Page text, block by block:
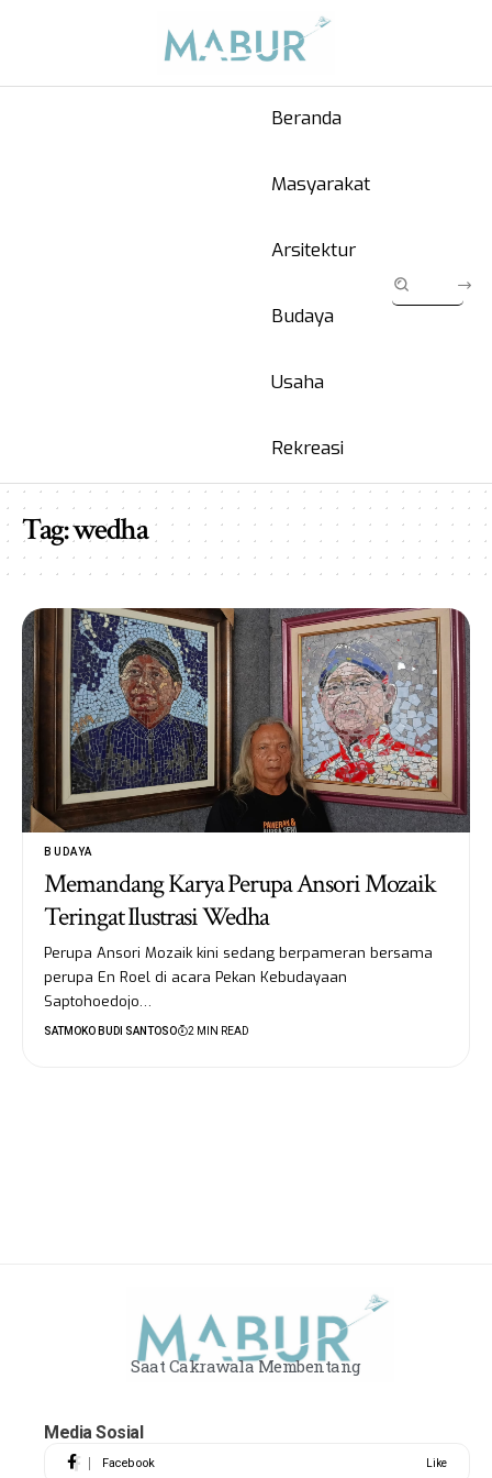
Beranda
Masyarakat
Arsitektur
Budaya
Usaha
Rekreasi
Tag:wedha
BUDAYA
Memandang Karya Perupa Ansori Mozaik
Teringat Ilustrasi Wedha
Perupa Ansori Mozaik kini sedang berpameran bersama
perupa En Roel di acara Pekan Kebudayaan
Saptohoedojo…
SATMOKO BUDI SANTOSO 2 MIN READ
Saat Cakrawala Membentang
Media Sosial
Facebook Like